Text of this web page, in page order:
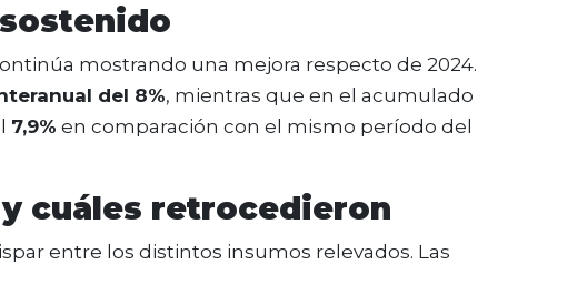
mostrando una mejora respecto de 2024.
del 8%, mientras que en el acumulado
7,9% en comparación con el mismo período del
cuáles retrocedieron
entre los distintos insumos relevados. Las